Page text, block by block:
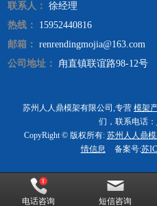
联系人：
徐经理
热线：
15952440816
邮箱：
renrendingmojia@163.com
公司地址：
甪直镇联谊路98-12号
苏州人人鼎模架有限公司,专营 模架
们，联系电话：
CopyRight © 版权所有: 苏州人人鼎
情信息
备案号:苏
电话咨询 短信咨询